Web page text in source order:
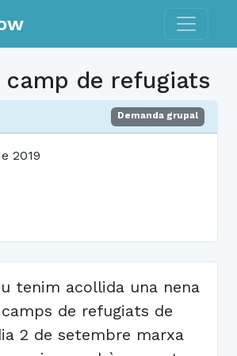
Toggle
camp de refugiats
Demanda grupal
2019
tenim acollida una nena
de refugiats de
2 de setembre marxa